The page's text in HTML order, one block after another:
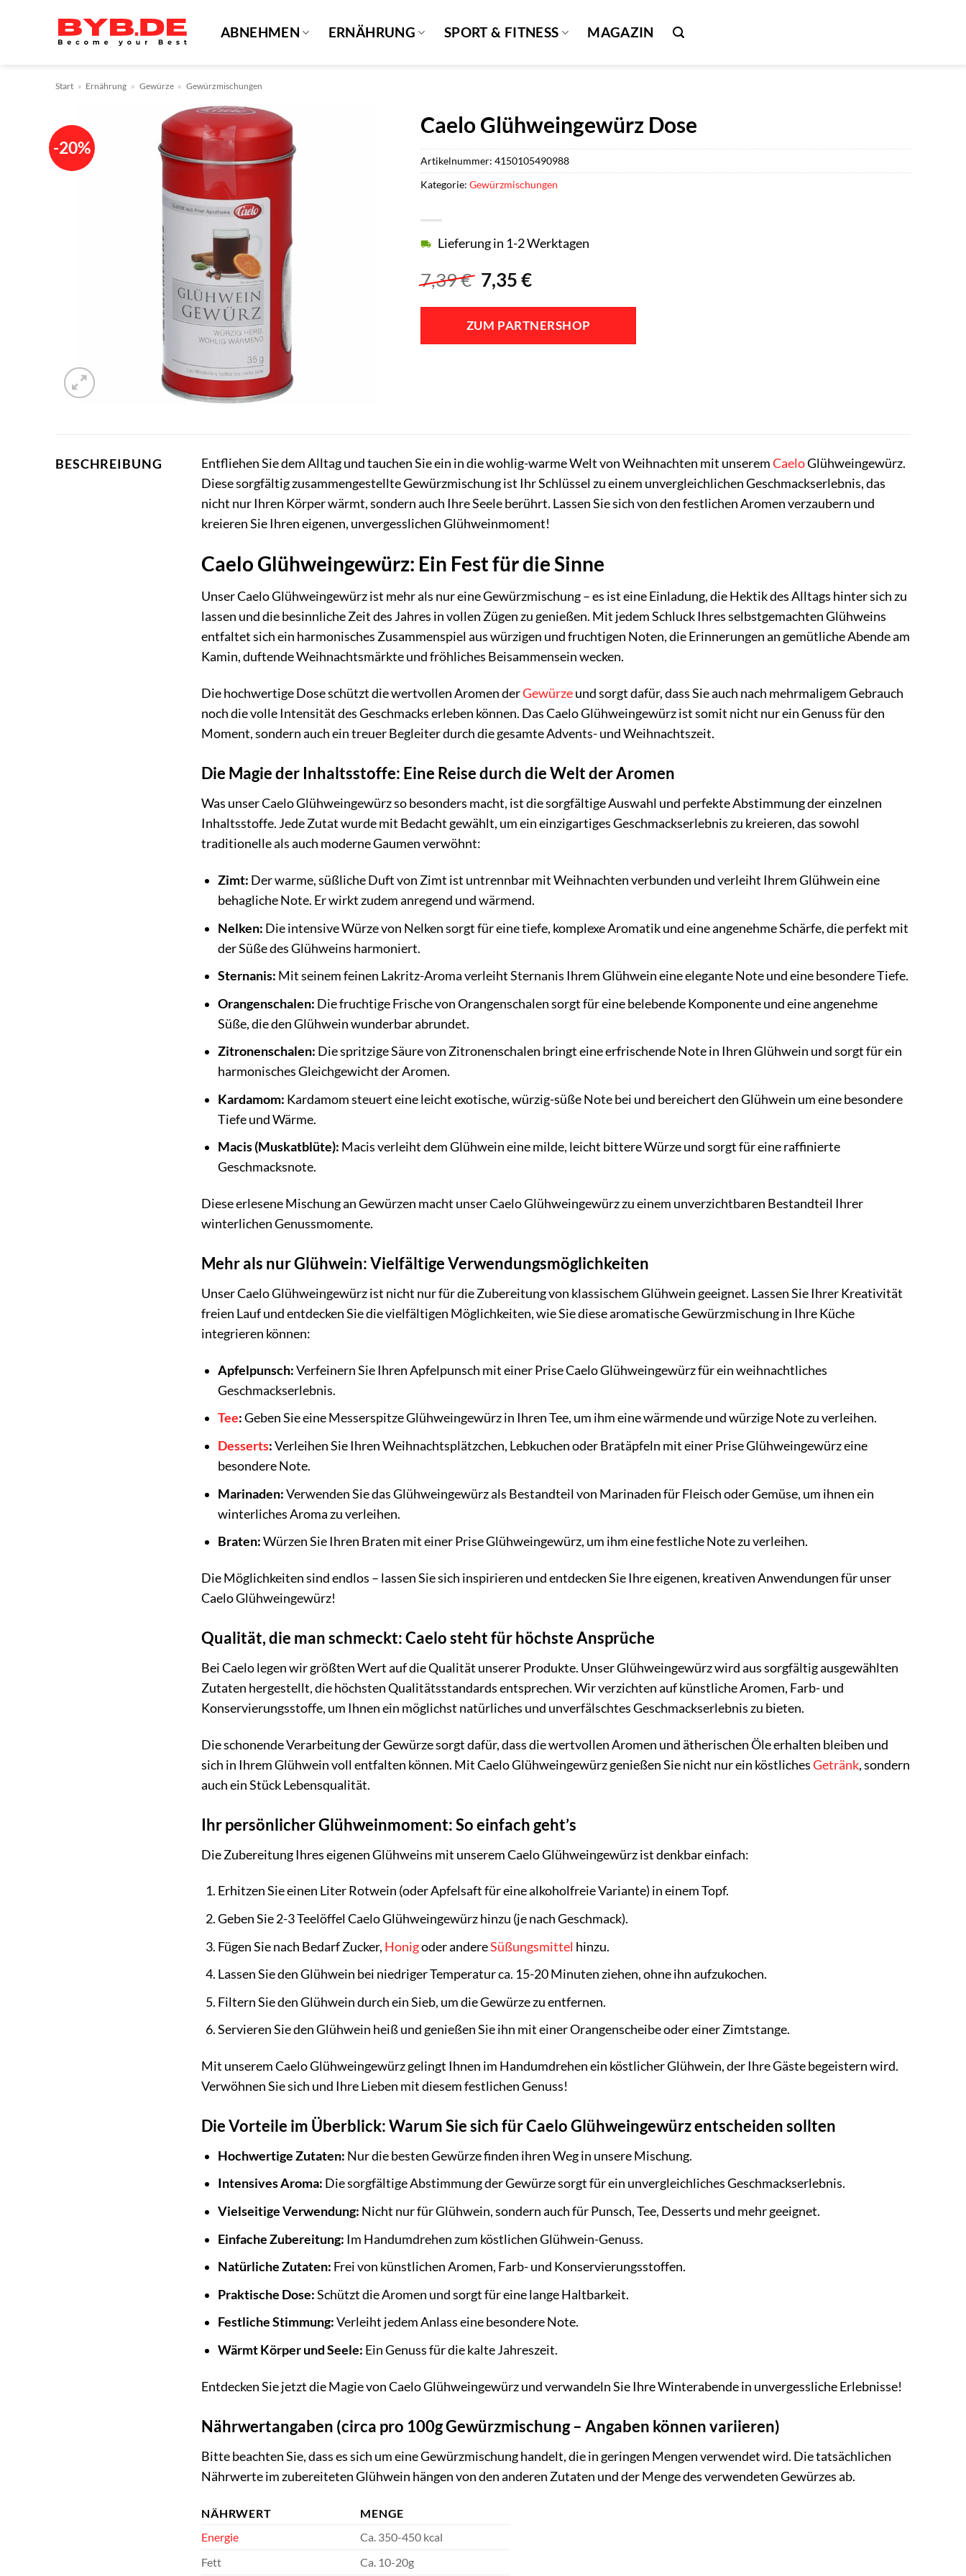
ABNEHMEN ERNÄHRUNG SPORT & FITNESS MAGAZIN
Start » Ernährung » Gewürze » Gewürzmischungen
-20%
Caelo Glühweingewürz Dose
7,39€ Ursprünglicher
Preis
war:
7,39 €
7,35€Aktueller
ist:
7,35 €.
Lieferung in 1-2 Werktagen
ZUM PARTNERSHOP
Artikelnummer:4150105490988
Kategorie:Gewürzmischungen
BESCHREIBUNG Entfliehen Sie dem Alltag und tauchen Sie ein in die wohlig-warme Welt von Weihnachten mit unseremCaeloGlühweingewürz.
Diese sorgfältig zusammengestellte Gewürzmischung ist Ihr Schlüssel zu einem unvergleichlichen Geschmackserlebnis, das
nicht nur Ihren Körper wärmt, sondern auch Ihre Seele berührt. Lassen Sie sich von den festlichen Aromen verzaubern und
kreieren Sie Ihren eigenen, unvergesslichen Glühweinmoment!
Caelo Glühweingewürz: Ein Fest für die Sinne
Unser Caelo Glühweingewürz ist mehr als nur eine Gewürzmischung – es ist eine Einladung, die Hektik des Alltags hinter sich zu
lassen und die besinnliche Zeit des Jahres in vollen Zügen zu genießen. Mit jedem Schluck Ihres selbstgemachten Glühweins
entfaltet sich ein harmonisches Zusammenspiel aus würzigen und fruchtigen Noten, die Erinnerungen an gemütliche Abende am
Kamin, duftende Weihnachtsmärkte und fröhliches Beisammensein wecken.
Die hochwertige Dose schützt die wertvollen Aromen derGewürzeund sorgt dafür, dass Sie auch nach mehrmaligem Gebrauch
noch die volle Intensität des Geschmacks erleben können. Das Caelo Glühweingewürz ist somit nicht nur ein Genuss für den
Moment, sondern auch ein treuer Begleiter durch die gesamte Advents- und Weihnachtszeit.
Die Magie der Inhaltsstoffe: Eine Reise durch die Welt der Aromen
Was unser Caelo Glühweingewürz so besonders macht, ist die sorgfältige Auswahl und perfekte Abstimmung der einzelnen
Inhaltsstoffe. Jede Zutat wurde mit Bedacht gewählt, um ein einzigartiges Geschmackserlebnis zu kreieren, das sowohl
traditionelle als auch moderne Gaumen verwöhnt:
Zimt: Der warme, süßliche Duft von Zimt ist untrennbar mit Weihnachten verbunden und verleiht Ihrem Glühwein eine
behagliche Note. Er wirkt zudem anregend und wärmend.
Nelken: Die intensive Würze von Nelken sorgt für eine tiefe, komplexe Aromatik und eine angenehme Schärfe, die perfekt mit
der Süße des Glühweins harmoniert.
Sternanis: Mit seinem feinen Lakritz-Aroma verleiht Sternanis Ihrem Glühwein eine elegante Note und eine besondere Tiefe.
Orangenschalen: Die fruchtige Frische von Orangenschalen sorgt für eine belebende Komponente und eine angenehme
Süße, die den Glühwein wunderbar abrundet.
Zitronenschalen: Die spritzige Säure von Zitronenschalen bringt eine erfrischende Note in Ihren Glühwein und sorgt für ein
harmonisches Gleichgewicht der Aromen.
Kardamom: Kardamom steuert eine leicht exotische, würzig-süße Note bei und bereichert den Glühwein um eine besondere
Tiefe und Wärme.
Macis (Muskatblüte): Macis verleiht dem Glühwein eine milde, leicht bittere Würze und sorgt für eine raffinierte
Geschmacksnote.
Diese erlesene Mischung an Gewürzen macht unser Caelo Glühweingewürz zu einem unverzichtbaren Bestandteil Ihrer
winterlichen Genussmomente.
Mehr als nur Glühwein: Vielfältige Verwendungsmöglichkeiten
Unser Caelo Glühweingewürz ist nicht nur für die Zubereitung von klassischem Glühwein geeignet. Lassen Sie Ihrer Kreativität
freien Lauf und entdecken Sie die vielfältigen Möglichkeiten, wie Sie diese aromatische Gewürzmischung in Ihre Küche
integrieren können:
Apfelpunsch:Verfeinern Sie Ihren Apfelpunsch mit einer Prise Caelo Glühweingewürz für ein weihnachtliches
Geschmackserlebnis.
Tee:Geben Sie eine Messerspitze Glühweingewürz in Ihren Tee, um ihm eine wärmende und würzige Note zu verleihen.
Desserts:Verleihen Sie Ihren Weihnachtsplätzchen, Lebkuchen oder Bratäpfeln mit einer Prise Glühweingewürz eine
besondere Note.
Marinaden:Verwenden Sie das Glühweingewürz als Bestandteil von Marinaden für Fleisch oder Gemüse, um ihnen ein
winterliches Aroma zu verleihen.
Braten:Würzen Sie Ihren Braten mit einer Prise Glühweingewürz, um ihm eine festliche Note zu verleihen.
Die Möglichkeiten sind endlos – lassen Sie sich inspirieren und entdecken Sie Ihre eigenen, kreativen Anwendungen für unser
Caelo Glühweingewürz!
Qualität, die man schmeckt: Caelo steht für höchste Ansprüche
Bei Caelo legen wir größten Wert auf die Qualität unserer Produkte. Unser Glühweingewürz wird aus sorgfältig ausgewählten
Zutaten hergestellt, die höchsten Qualitätsstandards entsprechen. Wir verzichten auf künstliche Aromen, Farb- und
Konservierungsstoffe, um Ihnen ein möglichst natürliches und unverfälschtes Geschmackserlebnis zu bieten.
Die schonende Verarbeitung der Gewürze sorgt dafür, dass die wertvollen Aromen und ätherischen Öle erhalten bleiben und
sich in Ihrem Glühwein voll entfalten können. Mit Caelo Glühweingewürz genießen Sie nicht nur ein köstlichesGetränk, sondern
auch ein Stück Lebensqualität.
Ihr persönlicher Glühweinmoment: So einfach geht’s
Die Zubereitung Ihres eigenen Glühweins mit unserem Caelo Glühweingewürz ist denkbar einfach:
Erhitzen Sie einen Liter Rotwein (oder Apfelsaft für eine alkoholfreie Variante) in einem Topf.
Geben Sie 2-3 Teelöffel Caelo Glühweingewürz hinzu (je nach Geschmack).
Fügen Sie nach Bedarf Zucker, Honigoder andereSüßungsmittel hinzu.
Lassen Sie den Glühwein bei niedriger Temperatur ca. 15-20 Minuten ziehen, ohne ihn aufzukochen.
Filtern Sie den Glühwein durch ein Sieb, um die Gewürze zu entfernen.
Servieren Sie den Glühwein heiß und genießen Sie ihn mit einer Orangenscheibe oder einer Zimtstange.
Mit unserem Caelo Glühweingewürz gelingt Ihnen im Handumdrehen ein köstlicher Glühwein, der Ihre Gäste begeistern wird.
Verwöhnen Sie sich und Ihre Lieben mit diesem festlichen Genuss!
Die Vorteile im Überblick: Warum Sie sich für Caelo Glühweingewürz entscheiden sollten
Hochwertige Zutaten: Nur die besten Gewürze finden ihren Weg in unsere Mischung.
Intensives Aroma: Die sorgfältige Abstimmung der Gewürze sorgt für ein unvergleichliches Geschmackserlebnis.
Vielseitige Verwendung: Nicht nur für Glühwein, sondern auch für Punsch, Tee, Desserts und mehr geeignet.
Einfache Zubereitung: Im Handumdrehen zum köstlichen Glühwein-Genuss.
Natürliche Zutaten: Frei von künstlichen Aromen, Farb- und Konservierungsstoffen.
Praktische Dose:Schützt die Aromen und sorgt für eine lange Haltbarkeit.
Festliche Stimmung:Verleiht jedem Anlass eine besondere Note.
Wärmt Körper und Seele: Ein Genuss für die kalte Jahreszeit.
Entdecken Sie jetzt die Magie von Caelo Glühweingewürz und verwandeln Sie Ihre Winterabende in unvergessliche Erlebnisse!
Nährwertangaben (circa pro 100g Gewürzmischung – Angaben können variieren)
Bitte beachten Sie, dass es sich um eine Gewürzmischung handelt, die in geringen Mengen verwendet wird. Die tatsächlichen
Nährwerte im zubereiteten Glühwein hängen von den anderen Zutaten und der Menge des verwendeten Gewürzes ab.
NÄHRWERT
MENGE
Energie
Ca. 350-450 kcal
Fett
Ca. 10-20g